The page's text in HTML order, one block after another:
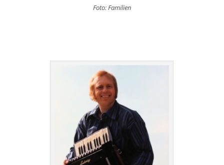
Foto: Familien